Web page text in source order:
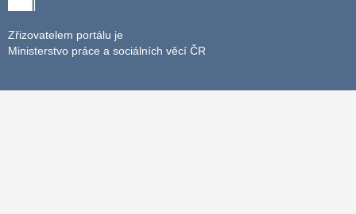
Zřizovatelem portálu je
Ministerstvo práce a sociálních věcí ČR